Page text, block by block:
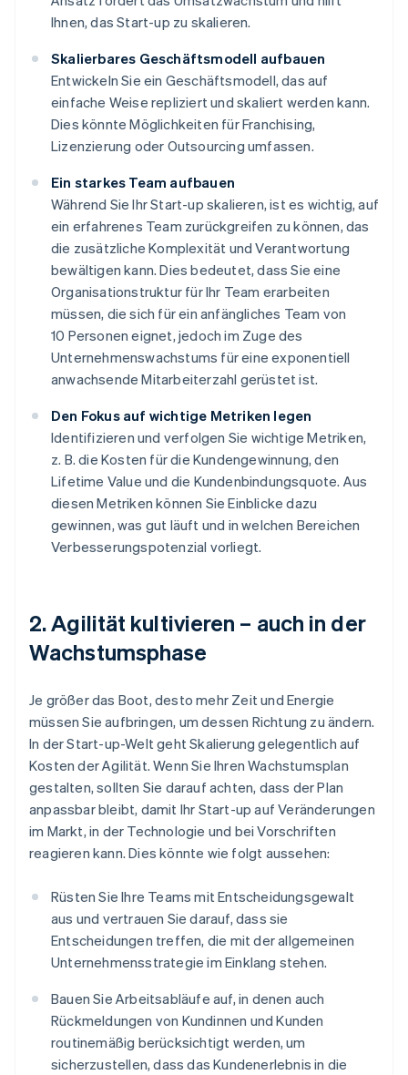
Ihnen, das Start-up zu skalieren.
Skalierbares Geschäftsmodell aufbauen
Entwickeln Sie ein Geschäftsmodell, das auf
einfache Weise repliziert und skaliert werden kann.
Dies könnte Möglichkeiten für Franchising,
Lizenzierung oder Outsourcing umfassen.
Ein starkes Team aufbauen
Während Sie Ihr Start-up skalieren, ist es wichtig, auf
ein erfahrenes Team zurückgreifen zu können, das
die zusätzliche Komplexität und Verantwortung
bewältigen kann. Dies bedeutet, dass Sie eine
Organisationstruktur für Ihr Team erarbeiten
müssen, die sich für ein anfängliches Team von
10 Personen eignet, jedoch im Zuge des
Unternehmenswachstums für eine exponentiell
anwachsende Mitarbeiterzahl gerüstet ist.
Den Fokus auf wichtige Metriken legen
Identifizieren und verfolgen Sie wichtige Metriken,
z. B. die Kosten für die Kundengewinnung, den
Lifetime Value und die Kundenbindungsquote. Aus
diesen Metriken können Sie Einblicke dazu
gewinnen, was gut läuft und in welchen Bereichen
Verbesserungspotenzial vorliegt.
2. Agilität kultivieren – auch in der
Wachstumsphase
Je größer das Boot, desto mehr Zeit und Energie
müssen Sie aufbringen, um dessen Richtung zu ändern.
In der Start-up-Welt geht Skalierung gelegentlich auf
Kosten der Agilität. Wenn Sie Ihren Wachstumsplan
gestalten, sollten Sie darauf achten, dass der Plan
anpassbar bleibt, damit Ihr Start-up auf Veränderungen
im Markt, in der Technologie und bei Vorschriften
reagieren kann. Dies könnte wie folgt aussehen:
Rüsten Sie Ihre Teams mit Entscheidungsgewalt
aus und vertrauen Sie darauf, dass sie
Entscheidungen treffen, die mit der allgemeinen
Unternehmensstrategie im Einklang stehen.
Bauen Sie Arbeitsabläufe auf, in denen auch
Rückmeldungen von Kundinnen und Kunden
routinemäßig berücksichtigt werden, um
sicherzustellen, dass das Kundenerlebnis in die